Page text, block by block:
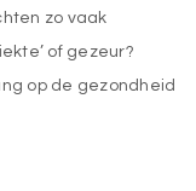
zo vaak
of gezeur?
op de gezondheid